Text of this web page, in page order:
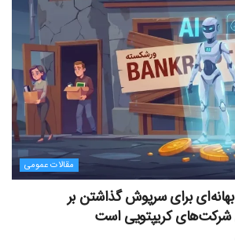
مقالات عمومی
برای سرپوش گذاشتن بر
کریپتویی است